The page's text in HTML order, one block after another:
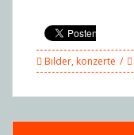
Bilder,konzerte